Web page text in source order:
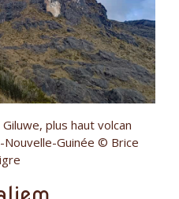
plus haut volcan
Nouvelle-Guinée © Brice